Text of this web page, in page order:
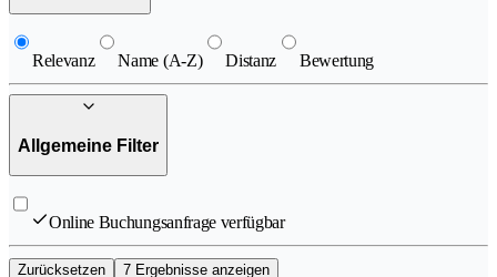
Relevanz Name (A-Z) Distanz Bewertung
Allgemeine Filter
Online Buchungsanfrage verfügbar
Zurücksetzen 7 Ergebnisse anzeigen